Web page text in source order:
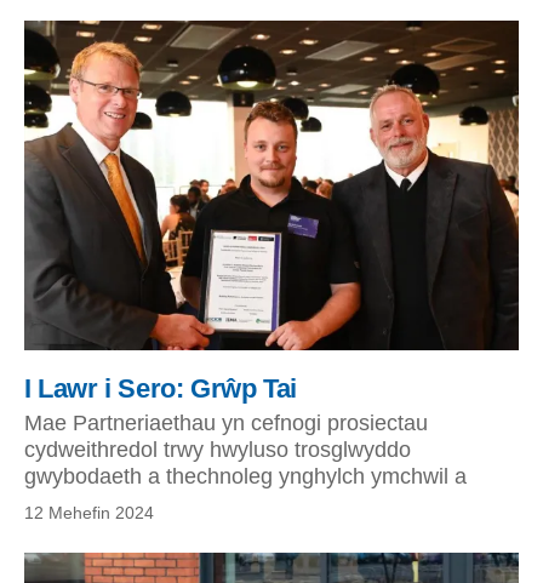
I Lawr i Sero: Grŵp Tai
12 Mehefin 2024
Mae Partneriaethau yn cefnogi prosiectau
cydweithredol trwy hwyluso trosglwyddo
gwybodaeth a thechnoleg ynghylch ymchwil a